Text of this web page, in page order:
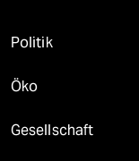
Politik
Öko
Gesellschaft